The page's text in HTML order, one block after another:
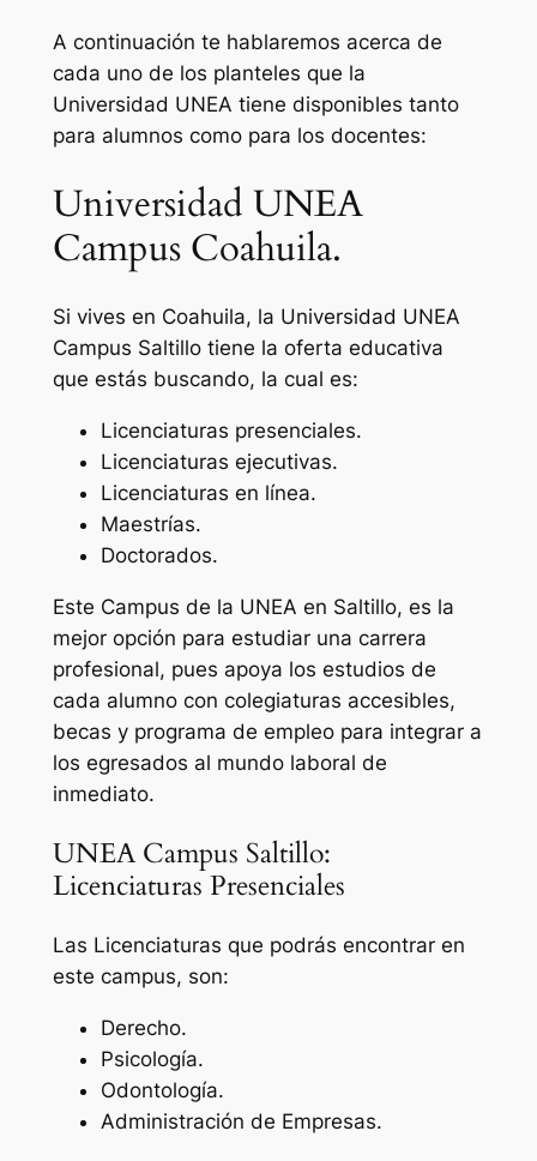
A continuación te hablaremos acerca de
cada uno de los planteles que la
Universidad UNEA tiene disponibles tanto
para alumnos como para los docentes:
Universidad UNEA
Campus Coahuila.
Si vives en Coahuila, la Universidad UNEA
Campus Saltillo tiene la oferta educativa
que estás buscando, la cual es:
Licenciaturas presenciales.
Licenciaturas ejecutivas.
Licenciaturas en línea.
Maestrías.
Doctorados.
Este Campus de la UNEA en Saltillo, es la
mejor opción para estudiar una carrera
profesional, pues apoya los estudios de
cada alumno con colegiaturas accesibles,
becas y programa de empleo para integrar a
los egresados al mundo laboral de
inmediato.
UNEA Campus Saltillo:
Licenciaturas Presenciales
Las Licenciaturas que podrás encontrar en
este campus, son:
Derecho.
Psicología.
Odontología.
Administración de Empresas.